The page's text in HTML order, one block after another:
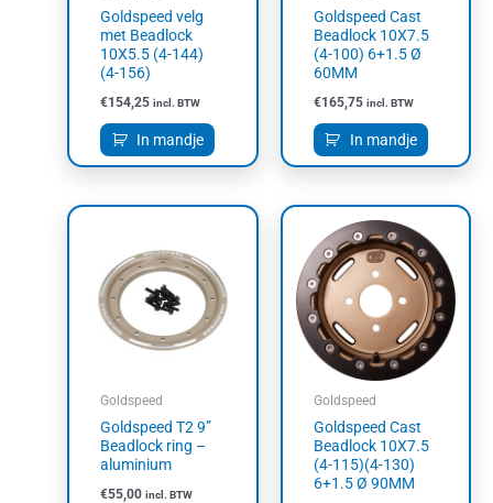
Goldspeed velg
met Beadlock
10X5.5 (4-144)
(4-156)
€154,25 incl. BTW
In mandje
Goldspeed Cast
Beadlock 10X7.5
(4-100) 6+1.5 Ø
60MM
€165,75 incl. BTW
In mandje
Goldspeed
Goldspeed T2 9”
Beadlock ring –
aluminium
€55,00 incl. BTW
Goldspeed
Goldspeed Cast
Beadlock 10X7.5
(4-115)(4-130)
6+1.5 Ø 90MM